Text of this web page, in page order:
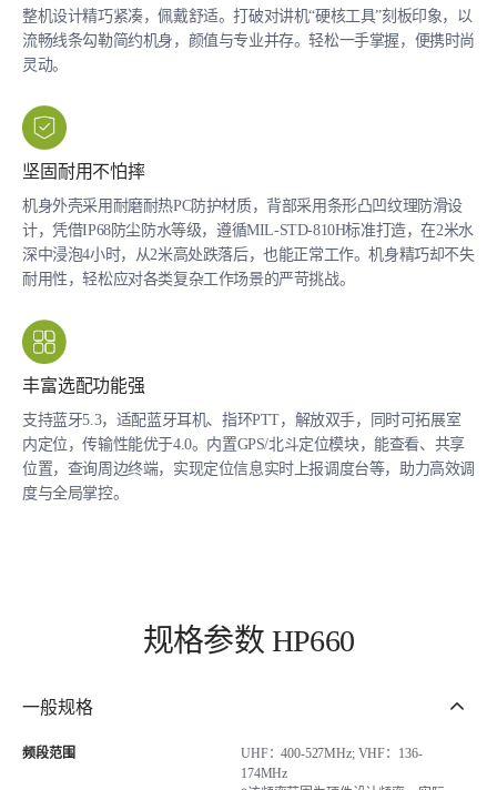
整机设计精巧紧凑，佩戴舒适。打破对讲机“硬核工具”刻板印象，以
流畅线条勾勒简约机身，颜值与专业并存。轻松⼀手掌握，便携时尚
灵动。
坚固耐用不怕摔
机身外壳采用耐磨耐热PC防护材质，背部采用条形凸凹纹理防滑设
计，凭借IP68防尘防水等级，遵循MIL-STD-810H标准打造，在2米水
深中浸泡4小时，从2米高处跌落后，也能正常工作。机⾝精巧却不失
耐用性，轻松应对各类复杂工作场景的严苛挑战。
丰富选配功能强
支持蓝牙5.3，适配蓝牙耳机、指环PTT，解放双手，同时可拓展室
内定位，传输性能优于4.0。内置GPS/北斗定位模块，能查看、共享
位置，查询周边终端，实现定位信息实时上报调度台等，助力高效调
度与全局掌控。
规格参数 HP660
一般规格
频段范围
UHF：400-527MHz; VHF：136-
174MHz